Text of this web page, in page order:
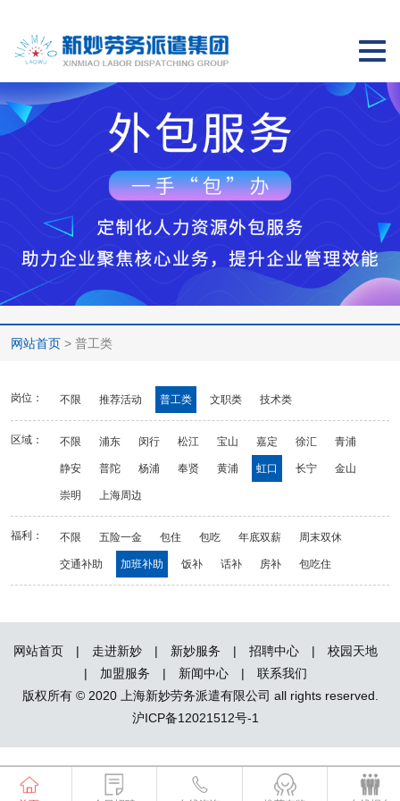
切
导
航
网站首页 > 普工类
岗位： 不限 推荐活动 普工类 文职类 技术类
区域： 不限 浦东 闵行 松江 宝山 嘉定 徐汇 青浦
静安 普陀 杨浦 奉贤 黄浦 虹口 长宁 金山
崇明 上海周边
福利： 不限 五险一金 包住 包吃 年底双薪 周末双休
交通补助 加班补助 饭补 话补 房补 包吃住
网站首页 | 走进新妙 | 新妙服务 | 招聘中心 |
校园天地
|
加盟服务 | 新闻中心 |
联系我们
版权所有 © 2020 上海新妙劳务派遣有限公司 all rights reserved.
沪ICP备12021512号-1